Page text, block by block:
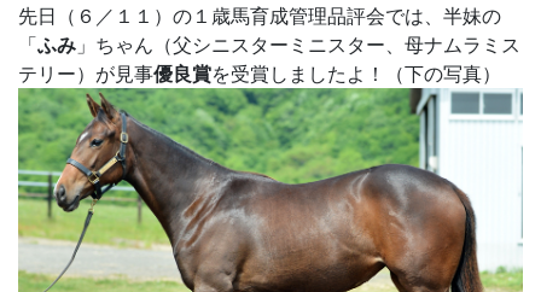
先日（６／１１）の１歳馬育成管理品評会では、半妹の
「ふみ 」ちゃん（父シニスターミニスター、母ナムラミス
テリー）が見事優良賞を受賞しましたよ！（下の写真）